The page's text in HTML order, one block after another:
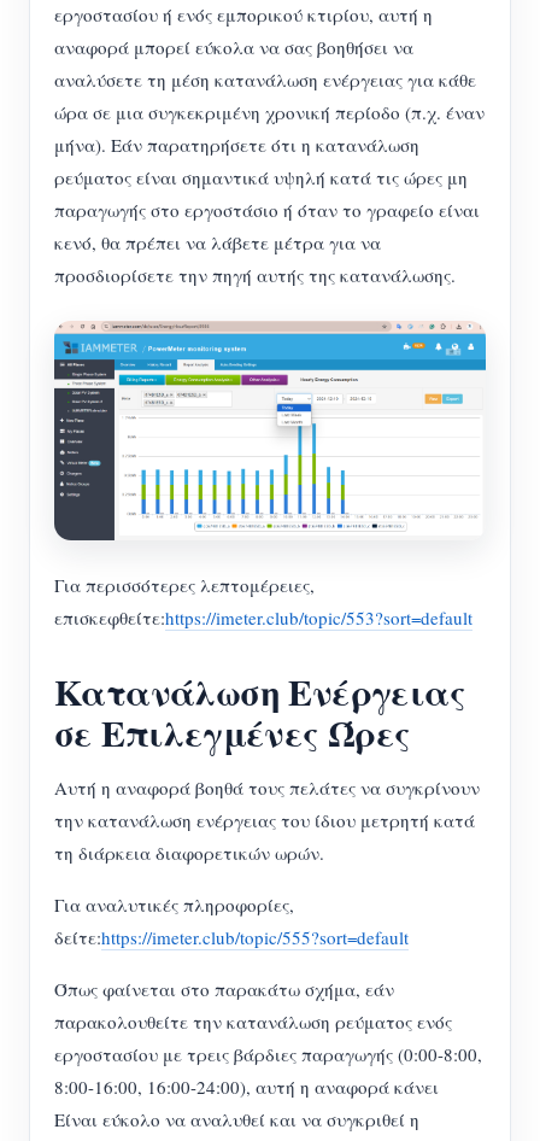
εργοστασίου ή ενός εμπορικού κτιρίου, αυτή η
αναφορά μπορεί εύκολα να σας βοηθήσει να
αναλύσετε τη μέση κατανάλωση ενέργειας για κάθε
ώρα σε μια συγκεκριμένη χρονική περίοδο (π.χ. έναν
μήνα). Εάν παρατηρήσετε ότι η κατανάλωση
ρεύματος είναι σημαντικά υψηλή κατά τις ώρες μη
παραγωγής στο εργοστάσιο ή όταν το γραφείο είναι
κενό, θα πρέπει να λάβετε μέτρα για να
προσδιορίσετε την πηγή αυτής της κατανάλωσης.
Για περισσότερες λεπτομέρειες,
επισκεφθείτε:https://imeter.club/topic/553?sort=default
Κατανάλωση Ενέργειας
σε Επιλεγμένες Ώρες
Αυτή η αναφορά βοηθά τους πελάτες να συγκρίνουν
την κατανάλωση ενέργειας του ίδιου μετρητή κατά
τη διάρκεια διαφορετικών ωρών.
Για αναλυτικές πληροφορίες,
δείτε:https://imeter.club/topic/555?sort=default
Όπως φαίνεται στο παρακάτω σχήμα, εάν
παρακολουθείτε την κατανάλωση ρεύματος ενός
εργοστασίου με τρεις βάρδιες παραγωγής (0:00-8:00,
8:00-16:00, 16:00-24:00), αυτή η αναφορά κάνει
Είναι εύκολο να αναλυθεί και να συγκριθεί η